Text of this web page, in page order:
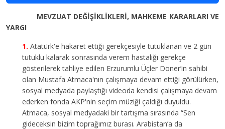
MEVZUAT DEĞİŞİKLİKLERİ, MAHKEME KARARLARI VE
YARGI
Atatürk'e hakaret ettiği gerekçesiyle tutuklanan ve 2 gün
tutuklu kalarak sonrasında verem hastalığı gerekçe
gösterilerek tahliye edilen Erzurumlu Üçler Döner’in sahibi
olan Mustafa Atmaca'nın çalışmaya devam ettiği görülürken,
sosyal medyada paylaştığı videoda kendisi çalışmaya devam
ederken fonda AKP'nin seçim müziği çaldığı duyuldu.
Atmaca, sosyal medyadaki bir tartışma sırasında “Sen
gideceksin bizim toprağımız burası. Arabistan’a da